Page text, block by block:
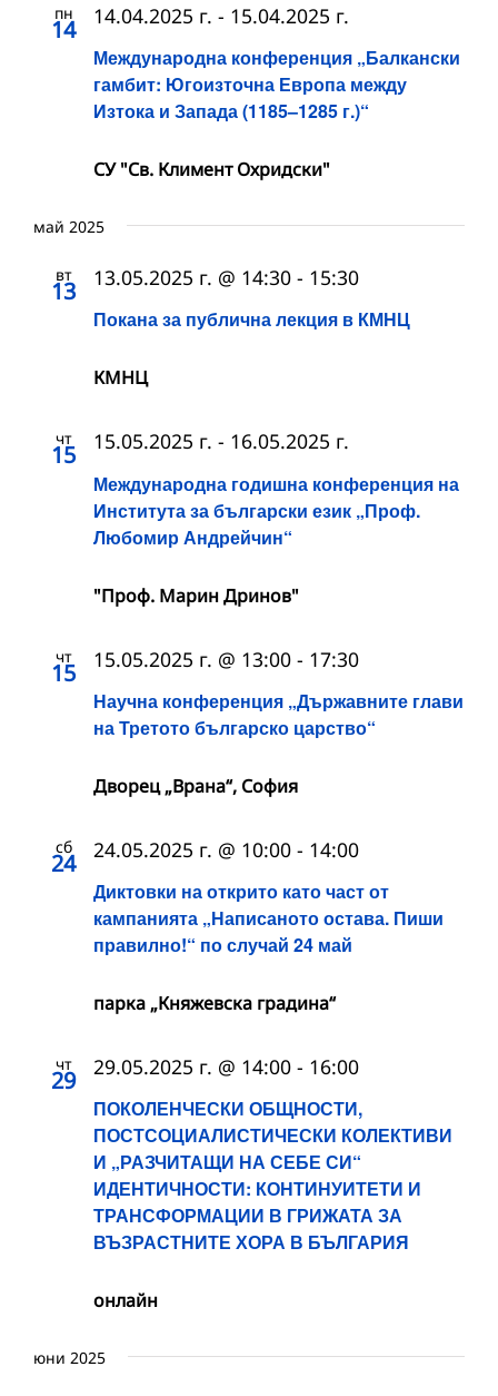
пн
14
Международна конференция „Балкански
гамбит: Югоизточна Европа между
Изтока и Запада (1185–1285 г.)“
14.04.2025 г. - 15.04.2025 г.
СУ "Св. Климент Охридски"
май 2025
вт
13
Покана за публична лекция в КМНЦ
13.05.2025 г. @ 14:30 - 15:30
КМНЦ
чт
15
Международна годишна конференция на
Института за български език „Проф.
Любомир Андрейчин“
15.05.2025 г. - 16.05.2025 г.
"Проф. Марин Дринов"
чт
15
Научна конференция „Държавните глави
на Третото българско царство“
15.05.2025 г. @ 13:00 - 17:30
Дворец „Врана“, София
сб
24
Диктовки на открито като част от
кампанията „Написаното остава. Пиши
правилно!“ по случай 24 май
24.05.2025 г. @ 10:00 - 14:00
парка „Княжевска градина“
чт
29
ПОКОЛЕНЧЕСКИ ОБЩНОСТИ,
ПОСТСОЦИАЛИСТИЧЕСКИ КОЛЕКТИВИ
И „РАЗЧИТАЩИ НА СЕБЕ СИ“
ИДЕНТИЧНОСТИ: КОНТИНУИТЕТИ И
ТРАНСФОРМАЦИИ В ГРИЖАТА ЗА
ВЪЗРАСТНИТЕ ХОРА В БЪЛГАРИЯ
29.05.2025 г. @ 14:00 - 16:00
онлайн
юни 2025